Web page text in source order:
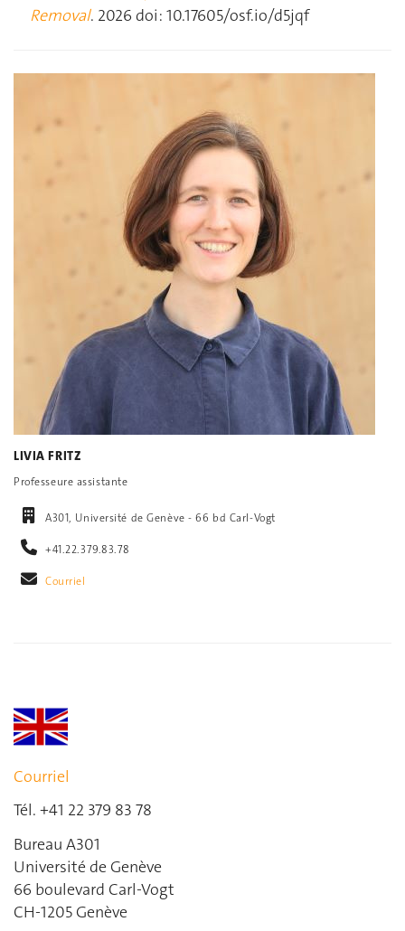
Removal. 2026 doi: 10.17605/osf.io/d5jqf
LIVIA FRITZ
Professeure assistante
A301, Université de Genève - 66 bd Carl-Vogt
+41.22.379.83.78
Courriel
Courriel
Tél. +41 22 379 83 78
Bureau A301
Université de Genève
66 boulevard Carl-Vogt
CH-1205 Genève